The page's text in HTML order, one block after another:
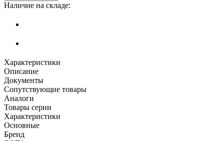
Наличие на складе:
Характеристики
Описание
Документы
Сопутствующие товары
Аналоги
Товары серии
Характеристики
Основные
Бренд